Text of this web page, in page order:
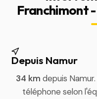
Franchimont
Depuis Namur
34 km depuis
téléphone selon